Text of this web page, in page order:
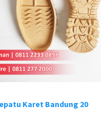
Bandung 20